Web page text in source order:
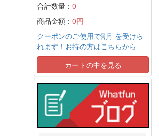
合計数量： 0
商品金額： 0円
クーポンのご使用で割引を受けら
れます！お持の方はこちらから
カートの中を見る